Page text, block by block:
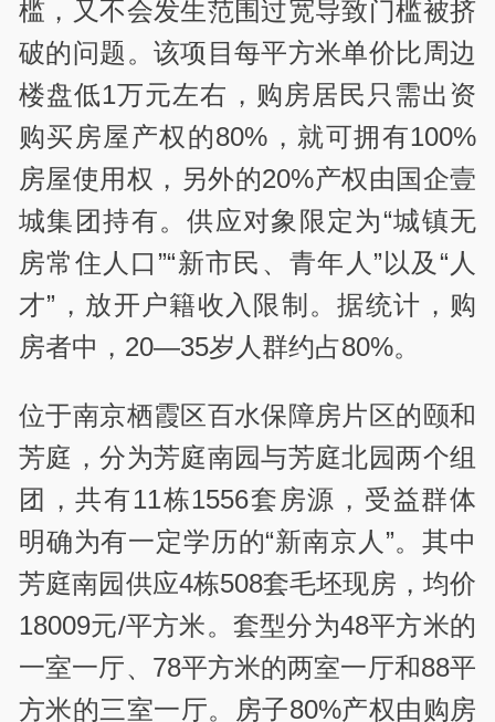
槛，又不会发生范围过宽导致门槛被挤
破的问题。该项目每平方米单价比周边
楼盘低1万元左右，购房居民只需出资
购买房屋产权的80%，就可拥有100%
房屋使用权，另外的20%产权由国企壹
城集团持有。供应对象限定为“城镇无
房常住人口”“新市民、青年人”以及“人
才”，放开户籍收入限制。据统计，购
房者中，20—35岁人群约占80%。
位于南京栖霞区百水保障房片区的颐和
芳庭，分为芳庭南园与芳庭北园两个组
团，共有11栋1556套房源，受益群体
明确为有一定学历的“新南京人”。其中
芳庭南园供应4栋508套毛坯现房，均价
18009元/平方米。套型分为48平方米的
一室一厅、78平方米的两室一厅和88平
方米的三室一厅。房子80%产权由购房